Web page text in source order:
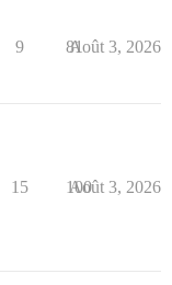
9 81
Août 3, 2026
15 100
Août 3, 2026